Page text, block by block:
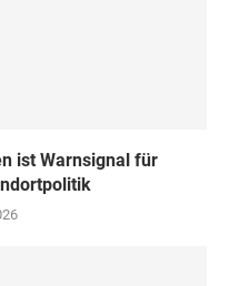
ist Warnsignal für